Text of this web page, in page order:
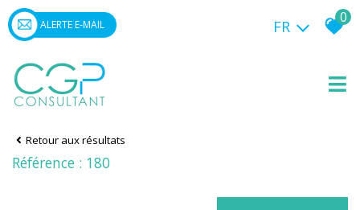
ALERTE E-MAIL FR 0
Retour aux résultats
Référence : 180